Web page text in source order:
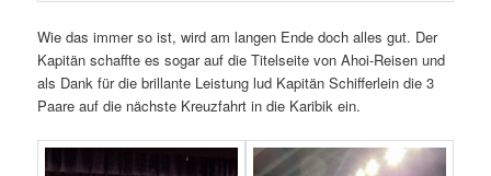
Wie das immer so ist, wird am langen Ende doch alles gut. Der
Kapitän schaffte es sogar auf die Titelseite von Ahoi-Reisen und
als Dank für die brillante Leistung lud Kapitän Schifferlein die 3
Paare auf die nächste Kreuzfahrt in die Karibik ein.